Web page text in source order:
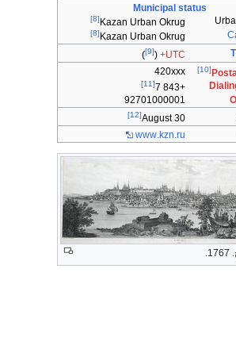
Municipal status
Kazan Urban Okrug
[8]
Kazan Urban Okrug
[8]
UTC+
(
[9]
)
[10]
420xxx
+7 843
[11]
92701000001
30 August
[12]
www.kzn.ru